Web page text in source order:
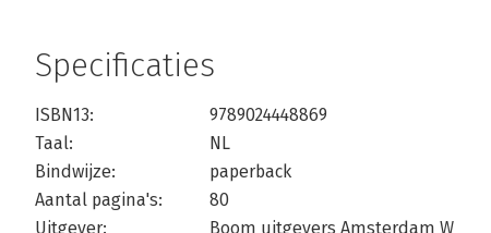
Specificaties
ISBN13:
9789024448869
Taal:
NL
Bindwijze:
paperback
Aantal pagina's:
80
Uitgever:
Boom uitgevers Amsterdam W